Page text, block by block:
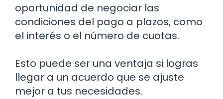
oportunidad de negociar las
condiciones del pago a plazos, como
el interés o el número de cuotas.
Esto puede ser una ventaja si logras
llegar a un acuerdo que se ajuste
mejor a tus necesidades.